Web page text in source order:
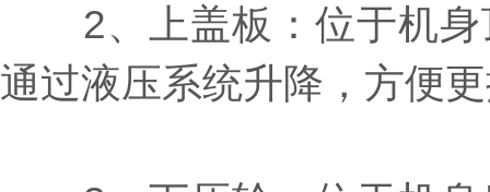
2、上盖板：位于机身
通过液压系统升降，方便